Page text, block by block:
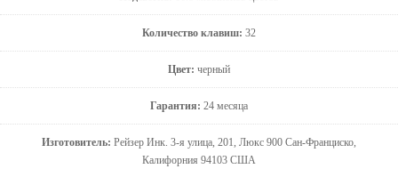
Количество клавиш: 32
Цвет: черный
Гарантия: 24 месяца
Изготовитель: Рейзер Инк. 3-я улица, 201, Люкс 900 Сан-Франциско,
Калифорния 94103 США